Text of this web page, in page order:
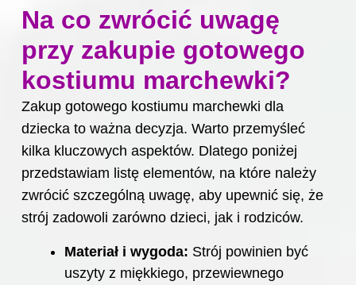
Na co zwrócić uwagę
przy zakupie gotowego
kostiumu marchewki?
Zakup gotowego kostiumu marchewki dla
dziecka to ważna decyzja. Warto przemyśleć
kilka kluczowych aspektów. Dlatego poniżej
przedstawiam listę elementów, na które należy
zwrócić szczególną uwagę, aby upewnić się, że
strój zadowoli zarówno dzieci, jak i rodziców.
Materiał i wygoda: Strój powinien być
uszyty z miękkiego, przewiewnego